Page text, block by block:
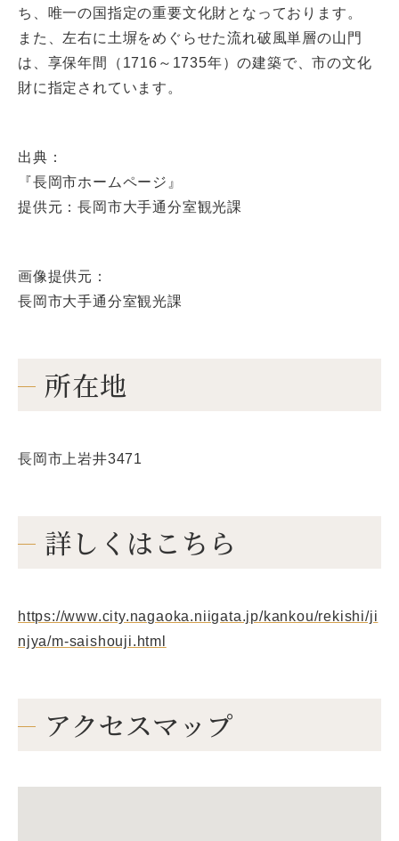
ち、唯一の国指定の重要文化財となっております。
また、左右に土塀をめぐらせた流れ破風単層の山門
は、享保年間（1716～1735年）の建築で、市の文化
財に指定されています。
出典：
『長岡市ホームページ』
提供元：長岡市大手通分室観光課
画像提供元：
長岡市大手通分室観光課
所在地
長岡市上岩井3471
詳しくはこちら
https://www.city.nagaoka.niigata.jp/kankou/rekishi/ji
njya/m-saishouji.html
アクセスマップ